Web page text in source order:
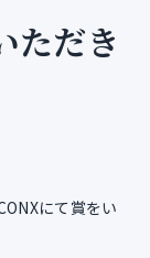
ただき
にて賞をい